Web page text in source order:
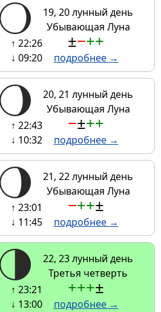
19, 20 лунный день
Убывающая Луна
↑ 22:26
↓ 09:20
±−++
подробнее →
20, 21 лунный день
Убывающая Луна
↑ 22:43
↓ 10:32
−±++
подробнее →
21, 22 лунный день
Убывающая Луна
↑ 23:01
↓ 11:45
−++±
подробнее →
22, 23 лунный день
Третья четверть
↑ 23:21
↓ 13:00
+++±
подробнее →